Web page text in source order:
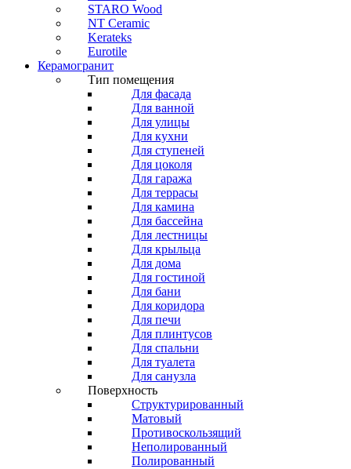
STARO Wood
NT Ceramic
Kerateks
Eurotile
Керамогранит
Тип помещения
Для фасада
Для ванной
Для улицы
Для кухни
Для ступеней
Для цоколя
Для гаража
Для террасы
Для камина
Для бассейна
Для лестницы
Для крыльца
Для дома
Для гостиной
Для бани
Для коридора
Для печи
Для плинтусов
Для спальни
Для туалета
Для санузла
Поверхность
Структурированный
Матовый
Противоскользящий
Неполированный
Полированный